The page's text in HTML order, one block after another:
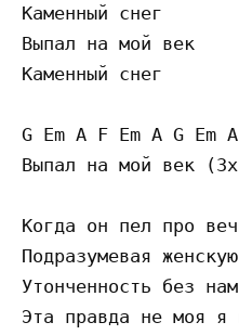
Каменный снег
Выпал на мой век
Каменный снег
G Em A F Em A G Em A
Выпал на мой век
Когда он пел про
Подразумевая
Утонченность без
Эта правда не моя я